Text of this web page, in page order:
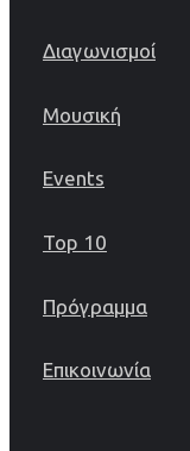
Διαγωνισμοί
Μουσική
Events
Top 10
Πρόγραμμα
Επικοινωνία